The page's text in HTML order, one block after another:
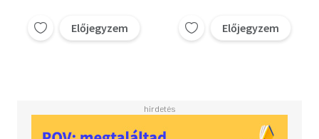
Előjegyzem Előjegyzem